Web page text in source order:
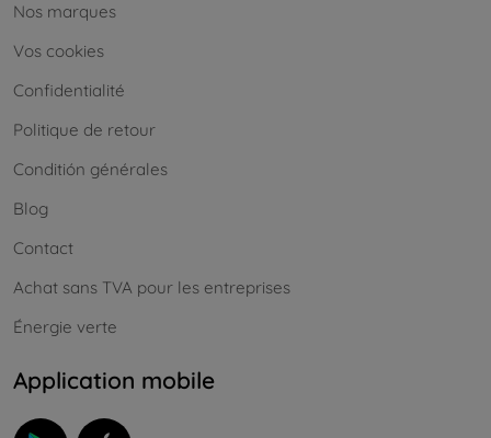
Nos marques
Vos cookies
Confidentialité
Politique de retour
Conditión générales
Blog
Contact
Achat sans TVA pour les entreprises
Énergie verte
Application mobile